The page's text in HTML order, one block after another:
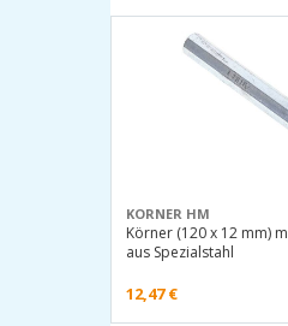
KORNER HM
Körner (120 x 12 mm)
aus Spezialstahl
12,47€